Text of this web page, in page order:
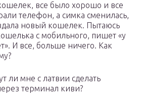
все было хорошо и все
телефон, а симка сменилась,
новый кошелек. Пытаюсь
с мобильного, пишет «у
И все, больше ничего. Как
ли мне с латвии сделать
терминал киви?